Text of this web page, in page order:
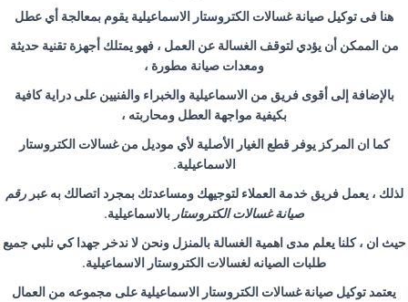
هنا فى توكيل صيانة غسالات الكتروستار الاسماعيلية يقوم بمعالجة أي عطل
من الممكن أن يؤدي لتوقف الغسالة عن العمل ، فهو يمتلك أجهزة تقنية حديثة
ومعدات صيانة مطورة ،
بالإضافة إلى أقوى فريق من الاسماعيلية والخبراء والفنيين على دراية كافية
بكيفية مواجهة العطل ومحاربته ،
كما ان المركز يوفر قطع الغيار الأصلية لأي موديل من غسالات الكتروستار
الاسماعيلية.
لذلك ، يعمل فريق خدمة العملاء لتوجيهك ومساعدتك بمجرد اتصالك به عبررقم
صيانة غسالات الكتروستار بالاسماعيلية.
حيث ان ، كلنا يعلم مدى اهمية الغسالة بالمنزل ونحن لا ندخر جهدا كي نلبي جميع
طلبات الصيانه لغسالات الكتروستار الاسماعيلية.
يعتمد توكيل صيانة غسالات الكتروستار الاسماعيلية على مجموعه من العمال